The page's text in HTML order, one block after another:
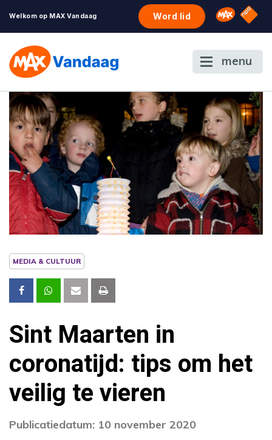
Welkom op MAX Vandaag Word lid Omroep
NPO
menu
MEDIA & CULTUUR
Sint Maarten in
coronatijd: tips om het
veilig te vieren
Publicatiedatum: 10 november 2020